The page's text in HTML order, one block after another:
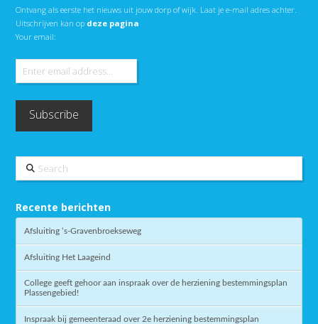
Ontvang als eerste het nieuws uit jouw dorp of wijk. Laat je e-mail adres achter.
Uitschrijven kan op deze pagina
Your email:
Search
Recente berichten
Afsluiting ‘s-Gravenbroekseweg
Afsluiting Het Laageind
College geeft gehoor aan inspraak over de herziening bestemmingsplan
Plassengebied!
Inspraak bij gemeenteraad over 2e herziening bestemmingsplan